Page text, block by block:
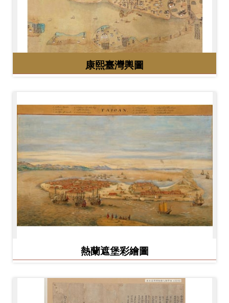
康熙臺灣輿圖
熱蘭遮堡彩繪圖